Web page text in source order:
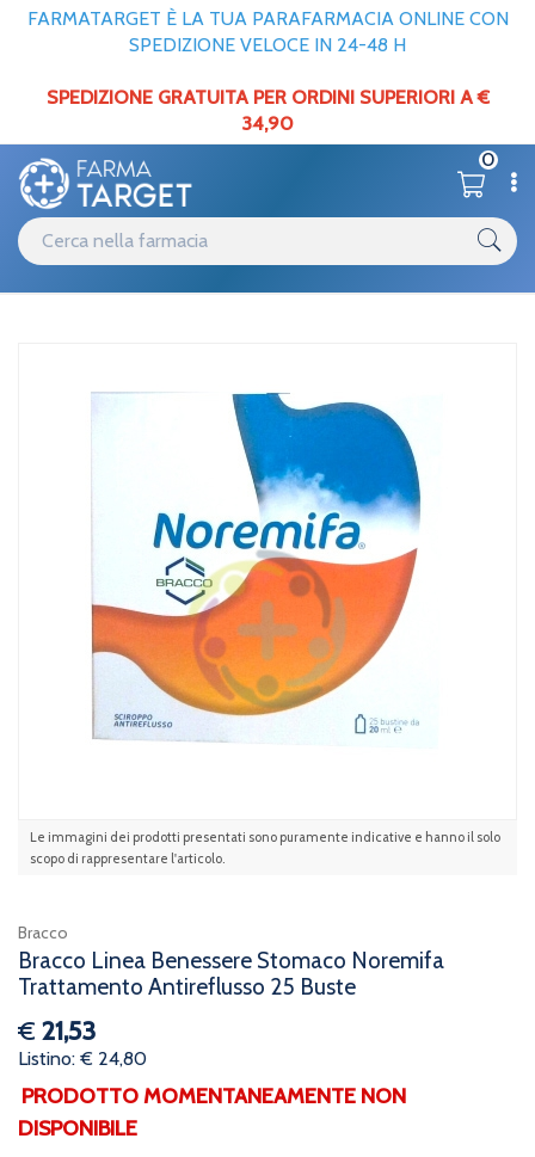
FARMATARGET È LA TUA PARAFARMACIA ONLINE CON
SPEDIZIONE VELOCE IN 24-48 H
SPEDIZIONE GRATUITA PER ORDINI SUPERIORI A €
34,90
0
Le immagini dei prodotti presentati sono puramente indicative e hanno il solo
scopo di rappresentare l'articolo.
Bracco
Bracco Linea Benessere Stomaco Noremifa
Trattamento Antireflusso 25 Buste
€ 21,53
Listino: € 24,80
PRODOTTO MOMENTANEAMENTE NON
DISPONIBILE